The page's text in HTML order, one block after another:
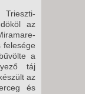
az
felesége
a
táj
az
és